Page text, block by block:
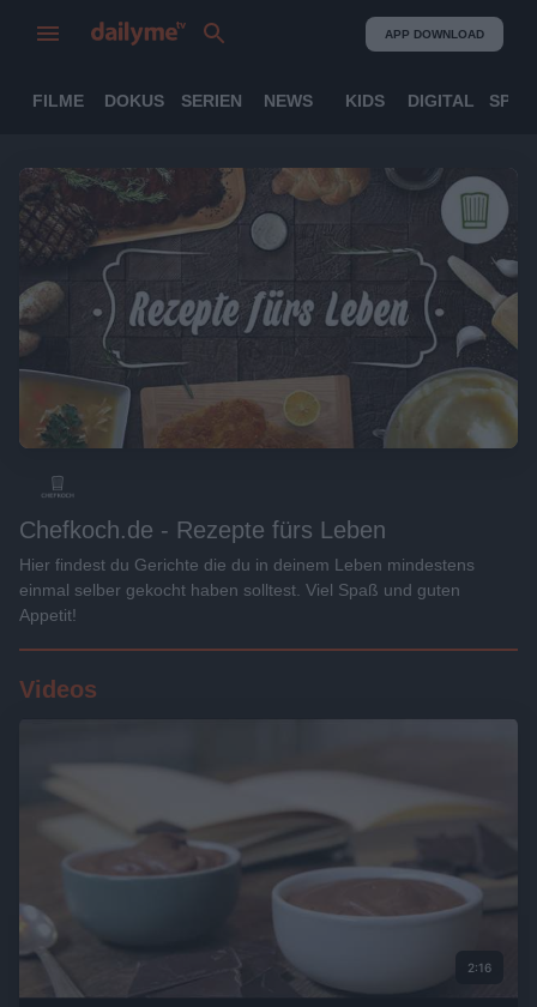
APP DOWNLOAD
FILME DOKUS SERIEN NEWS KIDS DIGITAL
Chefkoch.de - Rezepte fürs Leben
Hier findest du Gerichte die du in deinem Leben mindestens
einmal selber gekocht haben solltest. Viel Spaß und guten
Appetit!
Videos
2:16